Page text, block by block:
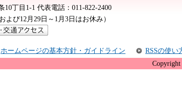
10丁目1-1 代表電話： 011-822-2400
び12月29日～1月3日はお休み）
通アクセス
ホームページの基本方針・ガイドライン
RSSの使い